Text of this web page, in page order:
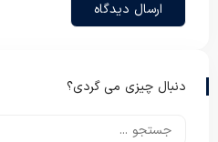
دنبال چیزی می گردی؟